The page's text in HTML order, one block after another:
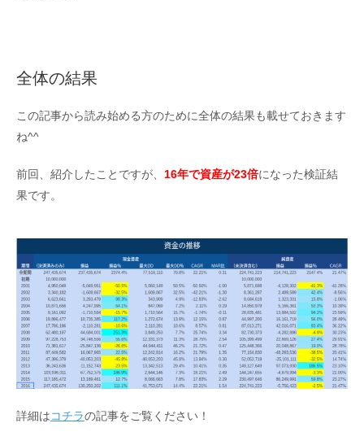
全体の結果
この記事から読み始める方のために全体の結果も載せておきます
ね^^
前回、紹介したことですが、 16年で資産が23倍になった検証結
果です。
詳細はコチラの記事をご覧ください！